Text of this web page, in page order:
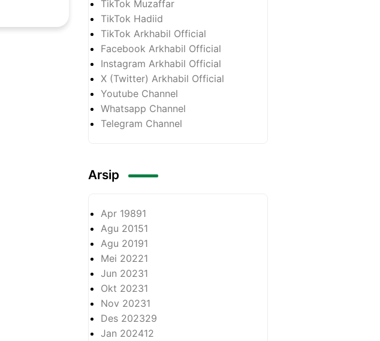
TikTok Muzaffar
TikTok Hadiid
TikTok Arkhabil Official
Facebook Arkhabil Official
Instagram Arkhabil Official
X (Twitter) Arkhabil Official
Youtube Channel
Whatsapp Channel
Telegram Channel
Arsip
Apr 19891
Agu 20151
Agu 20191
Mei 20221
Jun 20231
Okt 20231
Nov 20231
Des 202329
Jan 202412